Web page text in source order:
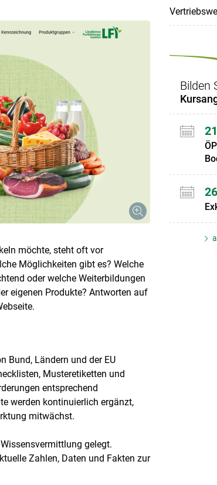
to main content
möchte, steht oft vor
Möglichkeiten gibt es? Welche
oder welche Weiterbildungen
eigenen Produkte? Antworten auf
Bund, Ländern und der EU
Musteretiketten und
entsprechend
werden kontinuierlich ergänzt,
mitwächst.
gelegt.
Zahlen, Daten und Fakten zur
Bilden